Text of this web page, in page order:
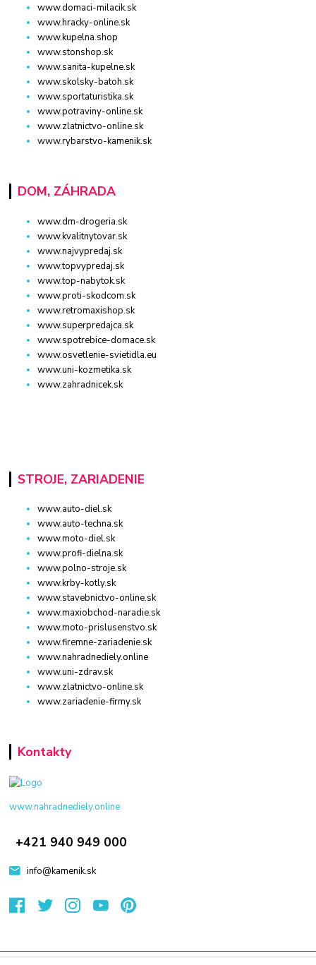
www.domaci-milacik.sk
www.hracky-online.sk
www.kupelna.shop
www.stonshop.sk
www.sanita-kupelne.sk
www.skolsky-batoh.sk
www.sportaturistika.sk
www.potraviny-online.sk
www.zlatnictvo-online.sk
www.rybarstvo-kamenik.sk
DOM, ZÁHRADA
www.dm-drogeria.sk
www.kvalitnytovar.sk
www.najvypredaj.sk
www.topvypredaj.sk
www.top-nabytok.sk
www.proti-skodcom.sk
www.retromaxishop.sk
www.superpredajca.sk
www.spotrebice-domace.sk
www.osvetlenie-svietidla.eu
www.uni-kozmetika.sk
www.zahradnicek.sk
STROJE, ZARIADENIE
www.auto-diel.sk
www.auto-techna.sk
www.moto-diel.sk
www.profi-dielna.sk
www.polno-stroje.sk
www.krby-kotly.sk
www.stavebnictvo-online.sk
www.maxiobchod-naradie.sk
www.moto-prislusenstvo.sk
www.firemne-zariadenie.sk
www.nahradnediely.online
www.uni-zdrav.sk
www.zlatnictvo-online.sk
www.zariadenie-firmy.sk
Kontakty
www.nahradnediely.online
+421 940 949 000
info@kamenik.sk